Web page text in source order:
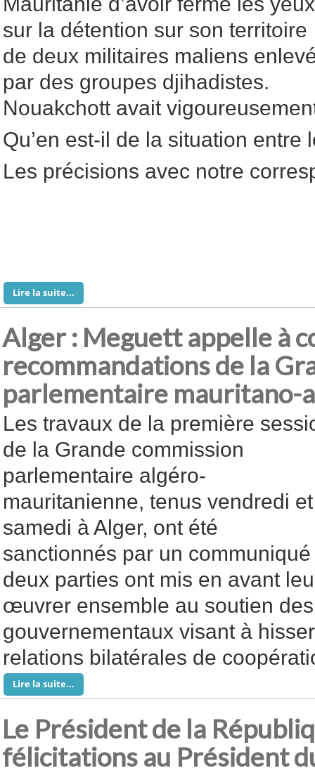
sur la détention sur son territoire
de deux militaires maliens
par des groupes djihadistes.
Nouakchott avait
Qu’en est-il de la situation
Les précisions avec notre
Lire la suite...
Alger : Meguett appelle à
recommandations de la
parlementaire mauritano-
Les travaux de la première
de la Grande commission
parlementaire algéro-
mauritanienne, tenus vendredi et
samedi à Alger, ont été
sanctionnés par un
deux parties ont mis en avant
œuvrer ensemble au soutien
gouvernementaux visant à
relations bilatérales de
Lire la suite...
Le Président de la
félicitations au Président